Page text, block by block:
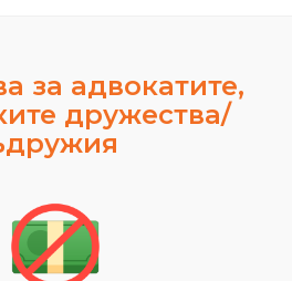
за адвокатите,
дружества/